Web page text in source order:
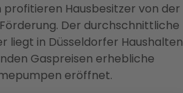
Hausbesitzer von der
Der durchschnittliche
liegt in Düsseldorfer Haushalten
Gaspreisen erhebliche
eröffnet.